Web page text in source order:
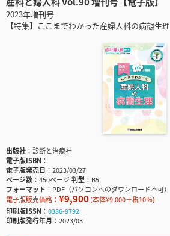
2023年増刊号
【特集】ここまでわかった産婦人科の病態生理
出版社
診断と治療社
電子版ISBN
電子版発売日
2023/03/27
ページ数
450ページ判型
B5
フォーマット
PDF（パソコンへのダウンロード不可）
電子版販売価格： ¥9,900(本体¥9,000＋税10％)
印刷版ISSN
0386-9792
印刷版発行年月
2023/03